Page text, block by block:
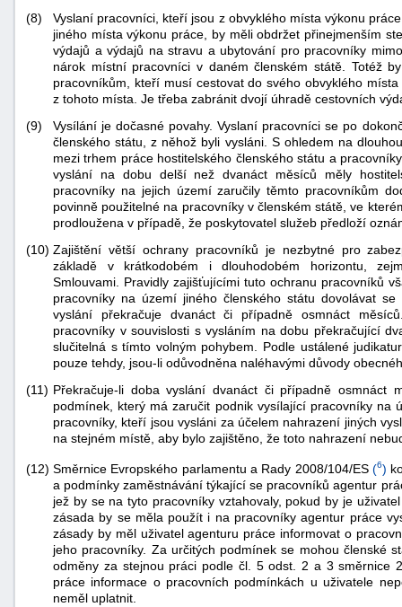
(8)
Vyslaní pracovníci, kteří jsou z obvyklého místa výkonu
jiného místa výkonu práce, by měli obdržet přinejmenším
výdajů a výdajů na stravu a ubytování pro pracovníky
nárok místní pracovníci v daném členském státě. Totéž
pracovníkům, kteří musí cestovat do svého obvyklého
z tohoto místa. Je třeba zabránit dvojí úhradě cestovních
(9)
Vysílání je dočasné povahy. Vyslaní pracovníci se po
členského státu, z něhož byli vysláni. S ohledem na
mezi trhem práce hostitelského členského státu a
vyslání na dobu delší než dvanáct měsíců měly
pracovníky na jejich území zaručily těmto pracovníkům
povinně použitelné na pracovníky v členském státě, ve
prodloužena v případě, že poskytovatel služeb předloží
(10) Zajištění větší ochrany pracovníků je nezbytné pro
základě v krátkodobém i dlouhodobém horizontu,
Smlouvami. Pravidly zajišťujícími tuto ochranu pracovníků
pracovníky na území jiného členského státu dovolávat
vyslání překračuje dvanáct či případně osmnáct
pracovníky v souvislosti s vysláním na dobu překračující
slučitelná s tímto volným pohybem. Podle ustálené
pouze tehdy, jsou-li odůvodněna naléhavými důvody
(11) Překračuje-li doba vyslání dvanáct či případně osmnáct
podmínek, který má zaručit podnik vysílající pracovníky na
pracovníky, kteří jsou vysláni za účelem nahrazení jiných
na stejném místě, aby bylo zajištěno, že toto nahrazení
(12) Směrnice Evropského parlamentu a Rady 2008/104/ES (6)
a podmínky zaměstnávání týkající se pracovníků agentur
jež by se na tyto pracovníky vztahovaly, pokud by je
zásada by se měla použít i na pracovníky agentur práce
zásady by měl uživatel agenturu práce informovat o
jeho pracovníky. Za určitých podmínek se mohou členské
odměny za stejnou práci podle čl. 5 odst. 2 a 3 směrnice
práce informace o pracovních podmínkách u uživatele
neměl uplatnit.
-
náhrady
"náhradě
škod"